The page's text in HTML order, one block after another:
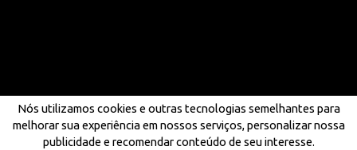
Nós utilizamos cookies e outras tecnologias semelhantes para
melhorar sua experiência em nossos serviços, personalizar nossa
publicidade e recomendar conteúdo de seu interesse.